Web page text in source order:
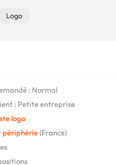
Logo
: Normal
: Petite entreprise
logo
périphérie(France)